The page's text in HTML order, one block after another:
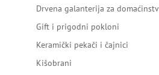
Drvena galanterija za
Gift i prigodni pokloni
Keramički pekači i čajnici
Kišobrani